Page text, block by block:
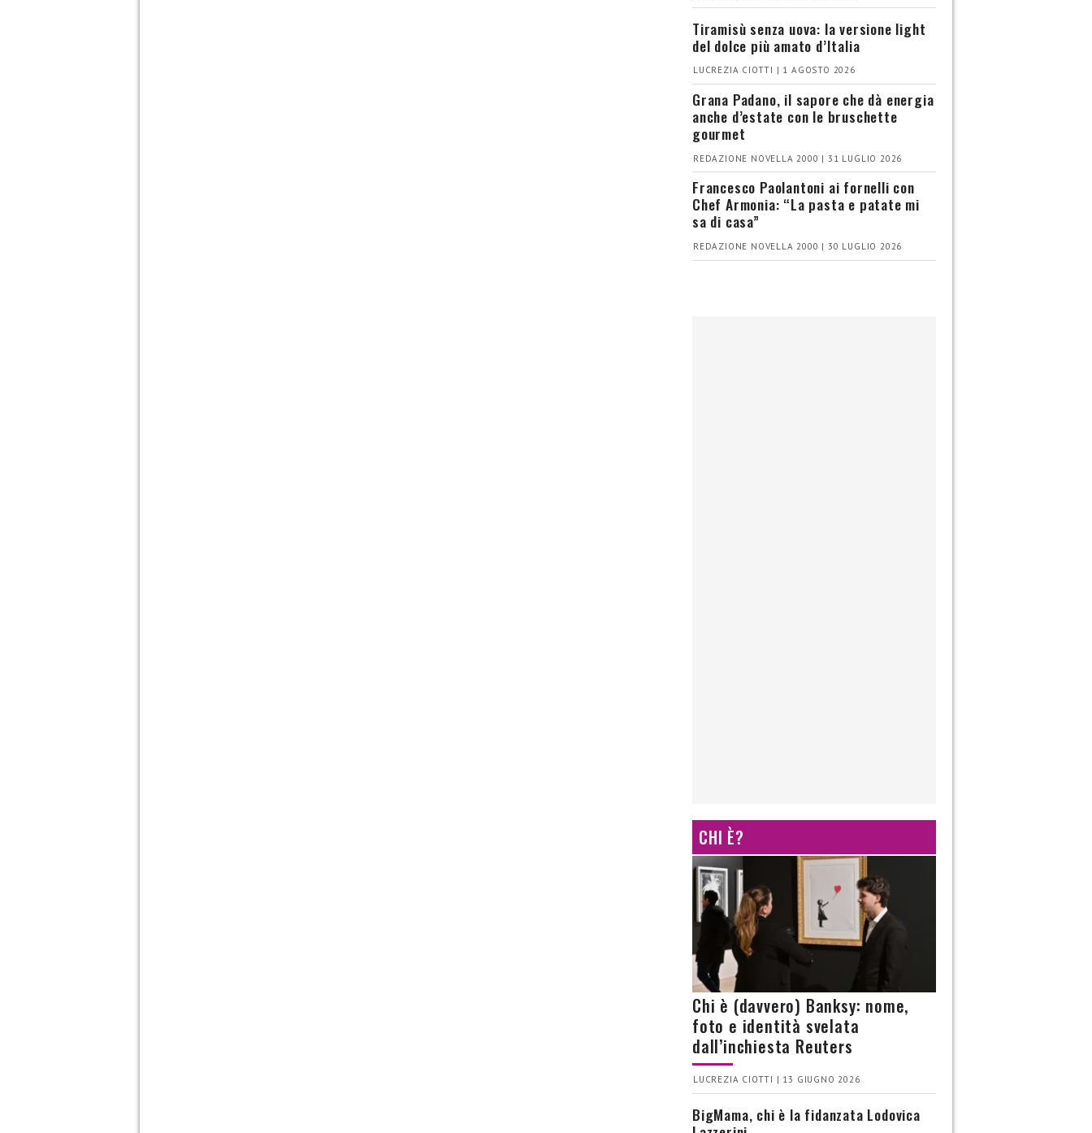
Tiramisù senza uova: la versione light
del dolce più amato d’Italia
LUCREZIA CIOTTI | 1 AGOSTO 2026
Grana Padano, il sapore che dà energia
anche d’estate con le bruschette
gourmet
REDAZIONE NOVELLA 2000 | 31 LUGLIO 2026
Francesco Paolantoni ai fornelli con
Chef Armonia: “La pasta e patate mi
sa di casa”
REDAZIONE NOVELLA 2000 | 30 LUGLIO 2026
CHI È?
Chi è (davvero) Banksy: nome,
foto e identità svelata
dall’inchiesta Reuters
LUCREZIA CIOTTI | 13 GIUGNO 2026
BigMama, chi è la fidanzata Lodovica